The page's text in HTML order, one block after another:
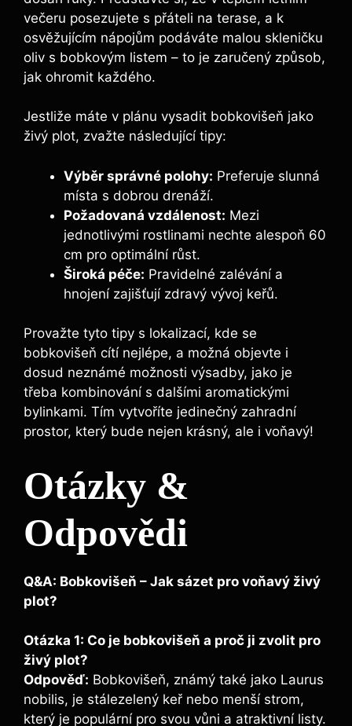
večeru posezujete s přáteli na terase, a k
osvěžujícím nápojům podáváte malou skleničku
oliv s bobkovým listem – to je zaručený způsob,
jak ohromit každého.
Jestliže máte v plánu vysadit bobkovišeň jako
živý plot, zvažte následující tipy:
Výběr správné polohy: Preferuje slunná
místa s dobrou drenáží.
Požadovaná vzdálenost: Mezi
jednotlivými rostlinami nechte alespoň 60
cm pro optimální růst.
Široká péče: Pravidelné zalévání a
hnojení zajišťují zdravý vývoj keřů.
Provažte tyto tipy s lokalizací, kde se
bobkovišeň cítí nejlépe, a možná objevte i
dosud neznámé možnosti výsadby, jako je
třeba kombinování s dalšími aromatickými
bylinkami. Tím vytvoříte jedinečný zahradní
prostor, který bude nejen krásný, ale i voňavý!
Otázky &
Odpovědi
Q&A: Bobkovišeň – Jak sázet pro voňavý živý
plot?
Otázka 1: Co je bobkovišeň a proč ji zvolit pro
živý plot?
Odpověď: Bobkovišeň, známý také jako Laurus
nobilis, je stálezelený keř nebo menší strom,
který je populární pro svou vůni a atraktivní listy.